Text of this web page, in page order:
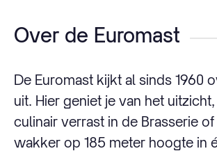
Over de Euromast
De Euromast kijkt al sinds 1960
uit. Hier geniet je van het
culinair verrast in de Brasserie
wakker op 185 meter hoogte in